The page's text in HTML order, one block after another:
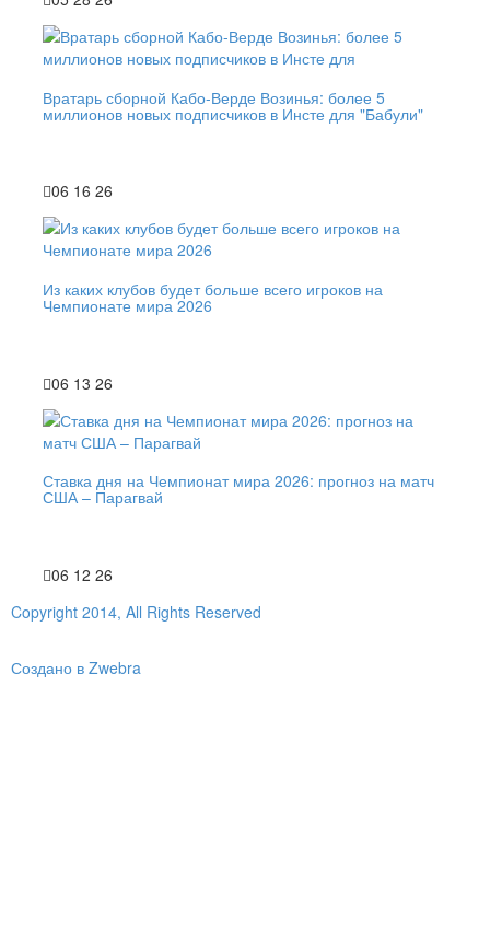
Вратарь сборной Кабо-Верде Возинья: более 5
миллионов новых подписчиков в Инсте для "Бабули"
06 16 26
Из каких клубов будет больше всего игроков на
Чемпионате мира 2026
06 13 26
Ставка дня на Чемпионат мира 2026: прогноз на матч
США – Парагвай
06 12 26
Copyright 2014, All Rights Reserved
Создано в Zwebra